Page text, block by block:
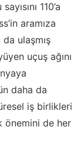
110’a
aramıza
ulaşmış
uçuş ağını
daha da
iş birlikleri
önemini de her